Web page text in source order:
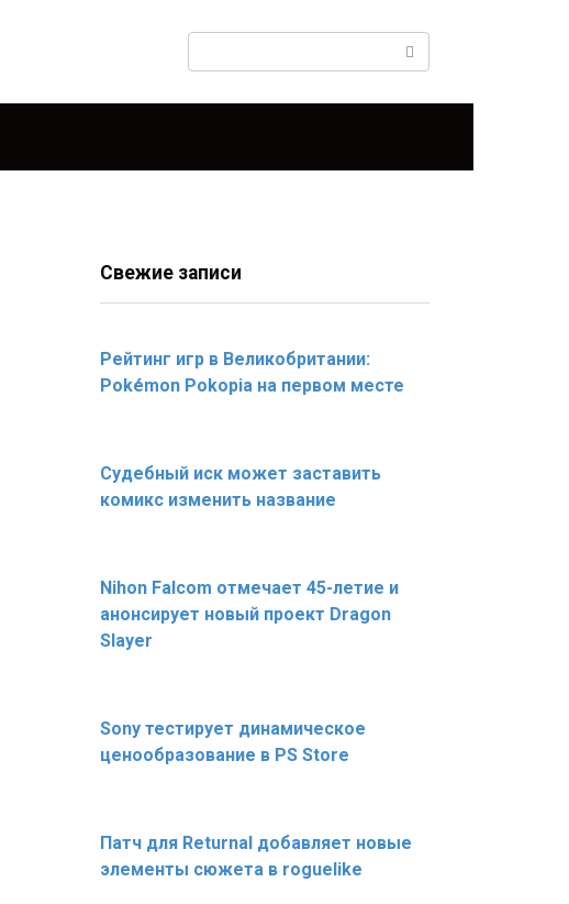
Свежие записи
Рейтинг игр в Великобритании:
Pokémon Pokopia на первом месте
Судебный иск может заставить
комикс изменить название
Nihon Falcom отмечает 45-летие и
анонсирует новый проект Dragon
Slayer
Sony тестирует динамическое
ценообразование в PS Store
Патч для Returnal добавляет новые
элементы сюжета в roguelike